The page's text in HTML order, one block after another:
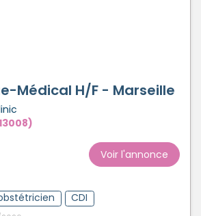
Médical H/F - Marseille
Voir l'annonce
CDI